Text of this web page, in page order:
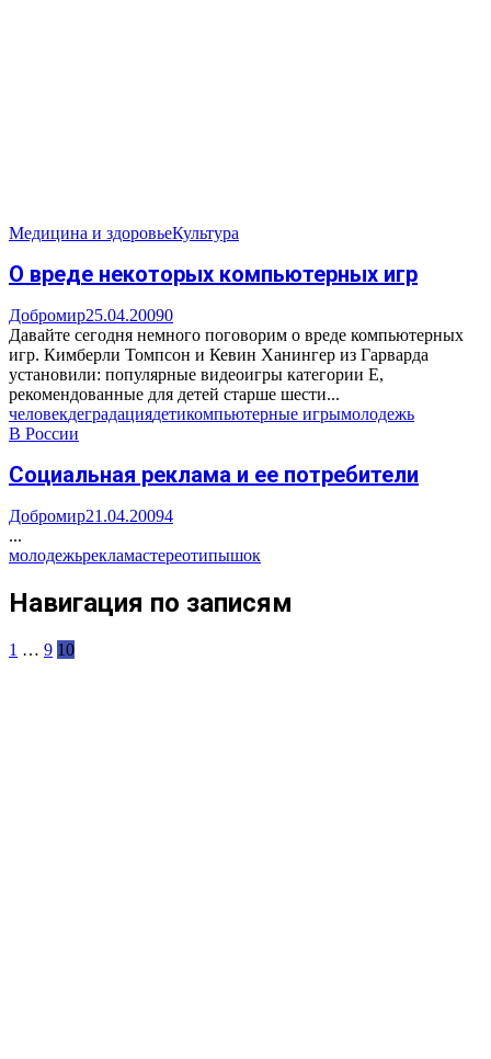
Медицина и здоровьеКультура
О вреде некоторых компьютерных игр
Добромир25.04.20090
Давайте сегодня немного поговорим о вреде компьютерных
игр. Кимберли Томпсон и Кевин Ханингер из Гарварда
установили: популярные видеоигры категории Е,
рекомендованные для детей старше шести...
человекдеградациядетикомпьютерные игрымолодежь
В России
Социальная реклама и ее потребители
Добромир21.04.20094
...
молодежьрекламастереотипышок
Навигация по записям
1 … 9 10